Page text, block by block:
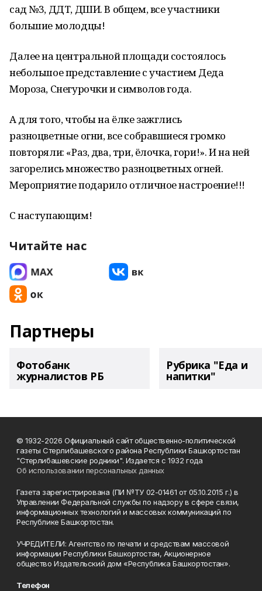
сад №3, ДДТ, ДШИ. В общем, все участники
большие молодцы!
Далее на центральной площади состоялось
небольшое представление с участием Деда
Мороза, Снегурочки и символов года.
А для того, чтобы на ёлке зажглись
разноцветные огни, все собравшиеся громко
повторяли: «Раз, два, три, ёлочка, гори!». И на ней
загорелись множество разноцветных огней.
Мероприятие подарило отличное настроение!!!
С наступающим!
Читайте нас
Партнеры
Фотобанк
журналистов РБ
Рубрика "Еда и
напитки"
© 1932-2026 Официальный сайт общественно-политической
газеты Стерлибашевского района Республики Башкортостан
"Стерлибашевские родники". Издается с 1932 года
Об использовании персональных данных
Газета зарегистрирована (ПИ №ТУ 02-01461 от 05.10.2015 г.) в
Управлении Федеральной службы по надзору в сфере связи,
информационных технологий и массовых коммуникаций по
Республике Башкортостан.
УЧРЕДИТЕЛИ: Агентство по печати и средствам массовой
информации Республики Башкортостан, Акционерное
общество Издательский дом «Республика Башкортостан».
Телефон